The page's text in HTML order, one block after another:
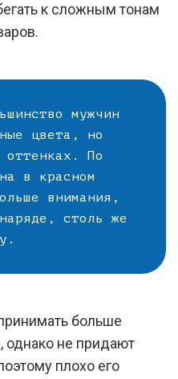
к сложным тонам
мужчин
цвета, но
оттенках. По
в красном
внимания,
столь же
больше
однако не придают
плохо его